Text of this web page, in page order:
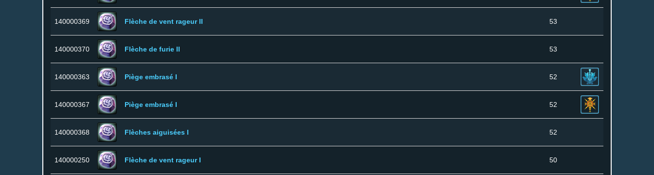
140000369 Flèche de vent rageur II 53
140000370 Flèche de furie II 53
140000363 Piège embrasé I 52
140000367 Piège embrasé I 52
140000368 Flèches aiguisées I 52
140000250 Flèche de vent rageur I 50